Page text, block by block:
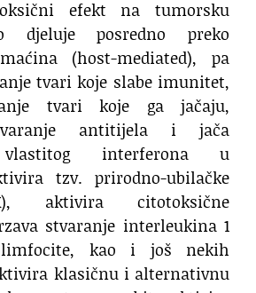
efekt na tumorsku
djeluje posredno preko
(host-mediated), pa
tvari koje slabe imunitet,
tvari koje ga jačaju,
antitijela i jača
vlastitog interferona u
tzv. prirodno-ubilačke
aktivira citotoksične
stvaranje interleukina 1
kao i još nekih
klasičnu i alternativnu